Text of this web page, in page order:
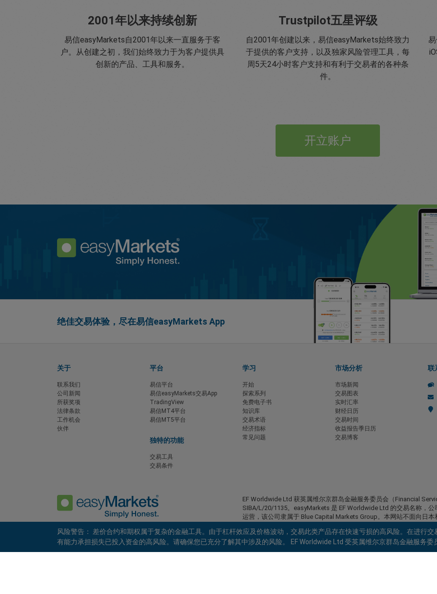
2001年以来持续创新
易信easyMarkets自2001年以来一直服务于客
户。从创建之初，我们始终致力于为客户提供具
创新的产品、工具和服务。
Trustpilot五星评级
自2001年创建以来，易信easyMarkets始终致力
于提供的客户支持，以及独家风险管理工具，每
周5天24小时客户支持和有利于交易者的各种条
件。
开立账户
绝佳交易体验，尽在易信easyMarkets App
关于
联系我们
公司新闻
所获奖项
法律条款
工作机会
伙伴
平台
易信平台
易信easyMarkets交易App
TradingView
易信MT4平台
易信MT5平台
独特的功能
交易工具
交易条件
学习
开始
探索系列
免费电子书
知识库
交易术语
经济指标
常见问题
市场分析
市场新闻
交易图表
实时汇率
财经日历
交易时间
收益报告季日历
交易博客
联
EF Worldwide Ltd 获英属维尔京群岛金融服务委员会（Financial
SIBA/L/20/1135。easyMarkets 是 EF Worldwide Ltd 的交易名称，
运营，该公司隶属于 Blue Capital Markets Group。本网站不面向日本
受限地区：EF Worldwide Ltd 不向某些地区的居民提供服务，包括
克省、安大略省、阿富汗、白俄罗斯、古巴、伊朗、利比亚、缅甸
风险警告： 差价合约和期权属于复杂的金融工具。由于杠杆效应及价格波动，交易此类产品存在快速亏损的高风险。在进行
有能力承担损失已投入资金的高风险。请确保您已充分了解其中涉及的风险。 EF Worldwide Ltd 受英属维尔京群岛金融服务